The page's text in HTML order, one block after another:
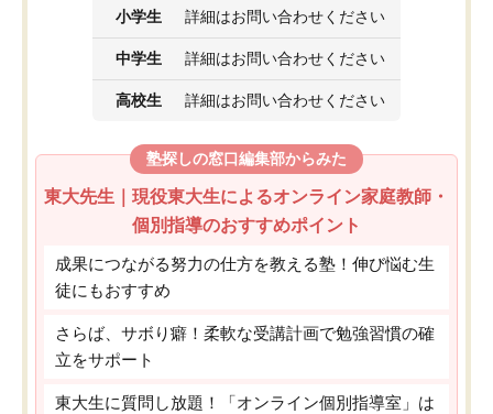
小学生 詳細はお問い合わせください
中学生 詳細はお問い合わせください
高校生 詳細はお問い合わせください
塾探しの窓口編集部からみた
東大先生｜現役東大生によるオンライン家庭教師・
個別指導のおすすめポイント
成果につながる努力の仕方を教える塾！伸び悩む生
徒にもおすすめ
さらば、サボり癖！柔軟な受講計画で勉強習慣の確
立をサポート
東大生に質問し放題！「オンライン個別指導室」は